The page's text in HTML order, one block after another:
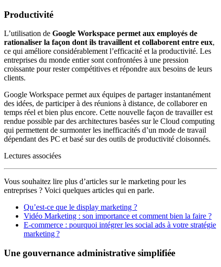
Productivité
L’utilisation de Google Workspace permet aux employés de
rationaliser la façon dont ils travaillent et collaborent entre eux,
ce qui améliore considérablement l’efficacité et la productivité. Les
entreprises du monde entier sont confrontées à une pression
croissante pour rester compétitives et répondre aux besoins de leurs
clients.
Google Workspace permet aux équipes de partager instantanément
des idées, de participer à des réunions à distance, de collaborer en
temps réel et bien plus encore. Cette nouvelle façon de travailler est
rendue possible par des architectures basées sur le Cloud computing
qui permettent de surmonter les inefficacités d’un mode de travail
dépendant des PC et basé sur des outils de productivité cloisonnés.
Lectures associées
Vous souhaitez lire plus d’articles sur le marketing pour les
entreprises ? Voici quelques articles qui en parle.
Qu’est-ce que le display marketing ?
Vidéo Marketing : son importance et comment bien la faire ?
E-commerce : pourquoi intégrer les social ads à votre stratégie
marketing ?
Une gouvernance administrative simplifiée